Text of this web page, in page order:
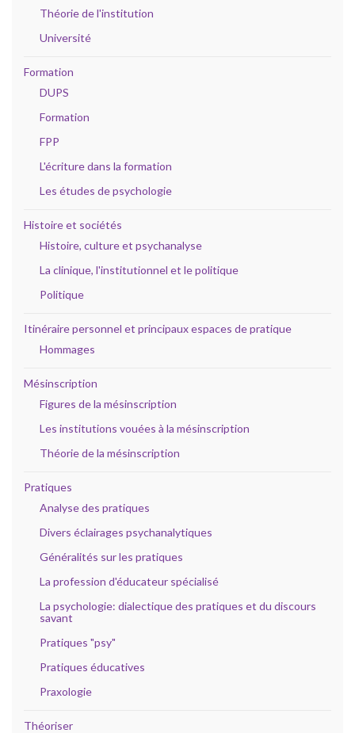
Théorie de l'institution
Université
Formation
DUPS
Formation
FPP
L'écriture dans la formation
Les études de psychologie
Histoire et sociétés
Histoire, culture et psychanalyse
La clinique, l'institutionnel et le politique
Politique
Itinéraire personnel et principaux espaces de pratique
Hommages
Mésinscription
Figures de la mésinscription
Les institutions vouées à la mésinscription
Théorie de la mésinscription
Pratiques
Analyse des pratiques
Divers éclairages psychanalytiques
Généralités sur les pratiques
La profession d'éducateur spécialisé
La psychologie: dialectique des pratiques et du discours
savant
Pratiques "psy"
Pratiques éducatives
Praxologie
Théoriser